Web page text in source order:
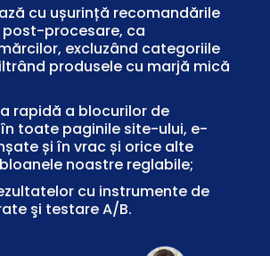
cu ușurință recomandările
post-procesare, ca
excluzând categoriile
produsele cu marjă mică
rapidă a blocurilor de
toate paginile site-ului, e-
și în vrac și orice alte
noastre reglabile;
cu instrumente de
şi testare A/B.